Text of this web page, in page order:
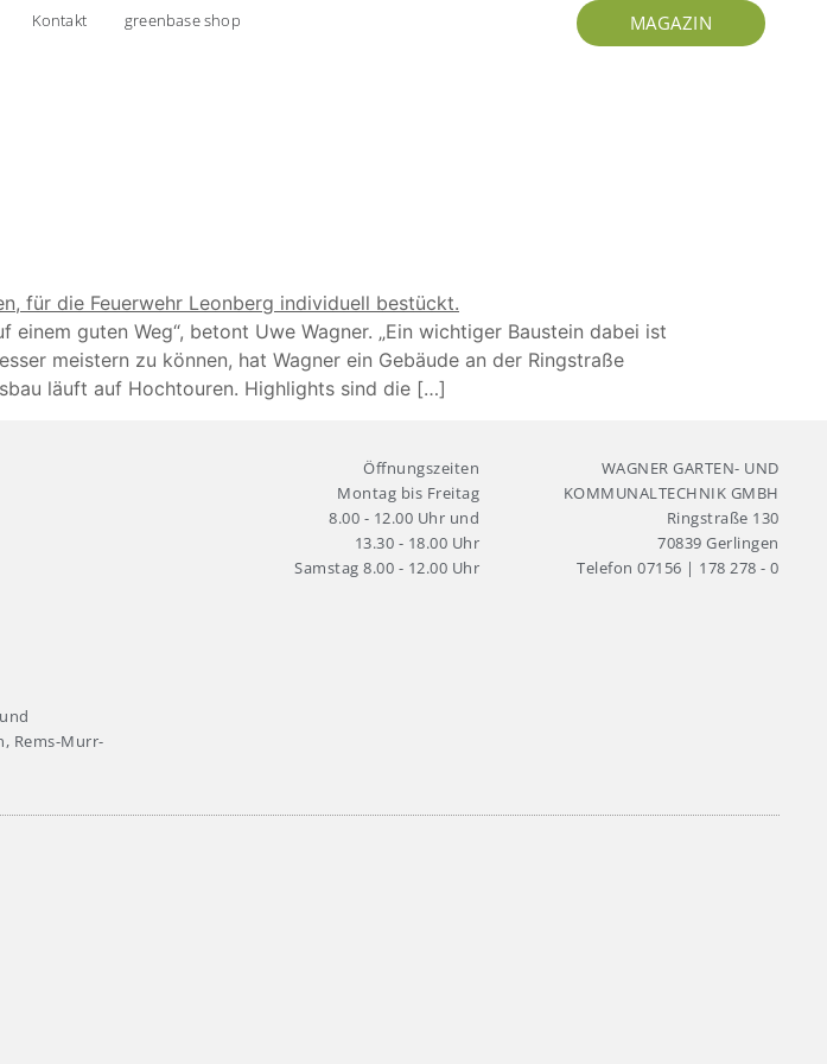
Kontakt greenbase shop MAGAZIN
guten Weg“, betont Uwe Wagner. „Ein wichtiger Baustein dabei ist
meistern zu können, hat Wagner ein Gebäude an der Ringstraße
läuft auf Hochtouren. Highlights sind die […]
Öffnungszeiten
Montag bis Freitag
8.00 - 12.00 Uhr und
13.30 - 18.00 Uhr
Samstag 8.00 - 12.00 Uhr
WAGNER GARTEN- UND
KOMMUNALTECHNIK GMBH
Ringstraße 130
70839 Gerlingen
Telefon 07156 | 178 278 - 0
Rems-Murr-